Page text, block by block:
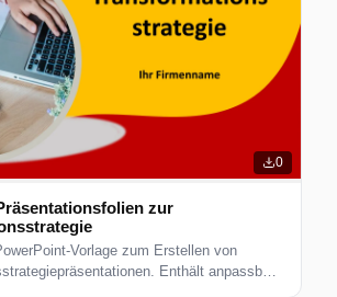
0
zur
Vorlage zum Erstellen von
Enthält anpassbare